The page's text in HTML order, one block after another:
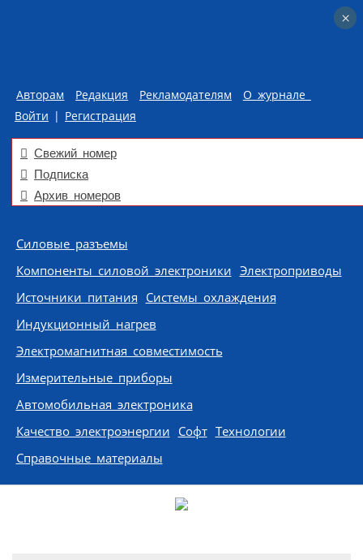
Авторам Редакция Рекламодателям
О журнале
Войти | Регистрация
Свежий номер
Подписка
Архив номеров
Skip to content
Силовые разъемы
Компоненты силовой электроники Электроприводы
Источники питания Системы охлаждения
Индукционный нагрев
Электромагнитная совместимость
Измерительные приборы
Автомобильная электроника
Качество электроэнергии Софт Технологии
Справочные материалы
×
×